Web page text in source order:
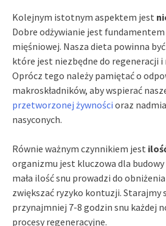
Kolejnym istotnym aspektem jest
Dobre odżywianie jest
mięśniowej. Nasza dieta powinna
które jest niezbędne do regeneracji i
Oprócz tego należy pamiętać o
makroskładników, aby wspierać
przetworzonej żywności oraz
nasyconych.
Równie ważnym czynnikiem jest
organizmu jest kluczowa dla
mała ilość snu prowadzi do
zwiększać ryzyko kontuzji. Starajmy
przynajmniej 7-8 godzin snu każdej
procesy regeneracyjne.